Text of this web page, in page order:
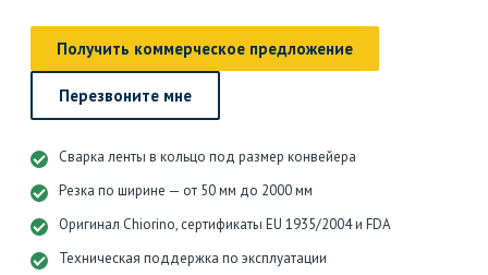
Получить коммерческое предложение
Перезвоните мне
Сварка ленты в кольцо под размер конвейера
Резка по ширине — от 50 мм до 2000 мм
Оригинал Chiorino, сертификаты EU 1935/2004 и FDA
Техническая поддержка по эксплуатации